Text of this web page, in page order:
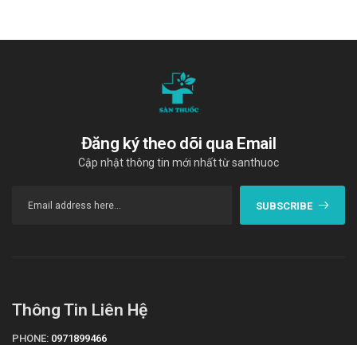
Đăng ký theo dõi qua Email
Cập nhật thông tin mới nhất từ santhuoc
SUBSCRIBE
Thông Tin Liên Hệ
PHONE: 0971899466